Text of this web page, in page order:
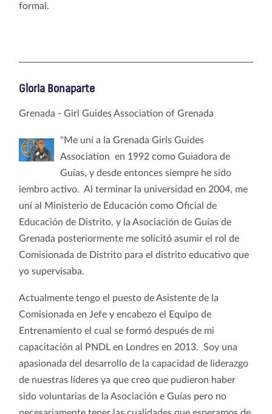
formal.
Gloria Bonaparte
Grenada - Girl Guides Association of Grenada
"Me uní a la Grenada Girls Guides
Association en 1992 como Guiadora de
Guías, y desde entonces siempre he sido
iembro activo. Al terminar la universidad en 2004, me
uní al Ministerio de Educación como Oficial de
Educación de Distrito, y la Asociación de Guías de
Grenada posteriormente me solicitó asumir el rol de
Comisionada de Distrito para el distrito educativo que
yo supervisaba.
Actualmente tengo el puesto de Asistente de la
Comisionada en Jefe y encabezo el Equipo de
Entrenamiento el cual se formó después de mi
capacitación al PNDL en Londres en 2013. Soy una
apasionada del desarrollo de la capacidad de liderazgo
de nuestras líderes ya que creo que pudieron haber
sido voluntarias de la Asociación e Guías pero no